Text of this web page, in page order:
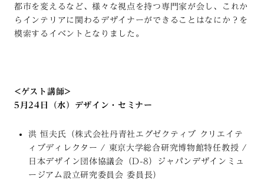
都市を変えるなど、様々な視点を持つ専門家が会し、これか
らインテリアに関わるデザイナーができることはなにか？を
模索するイベントとなりました。
<ゲスト講師>
5月24日（水）デザイン・セミナー
洪 恒夫氏（株式会社丹青社エグゼクティブ クリエイテ
ィブディレクター / 東京大学総合研究博物館特任教授 /
日本デザイン団体協議会（D-8）ジャパンデザインミュ
ージアム設立研究委員会 委員長）